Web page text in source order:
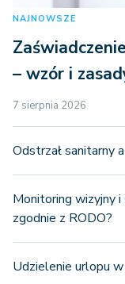
NAJNOWSZE
– wzór i
7 sierpnia 2026
Odstrzał sanitarny
Monitoring wizyjny
zgodnie z RODO?
Udzielenie urlopu